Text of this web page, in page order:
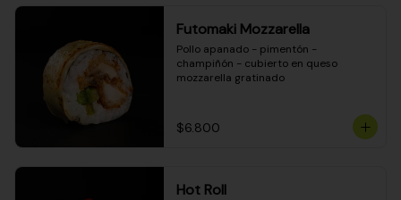
Futomaki Mozzarella
Pollo apanado - pimentón -
champiñón - cubierto en queso
mozzarella gratinado
$6.800
Hot Roll